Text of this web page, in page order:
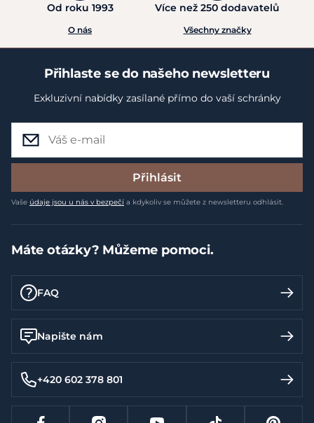
Od roku 1993
O nás
Více než 250 dodavatelů
Všechny značky
Přihlaste se do našeho newsletteru
Exkluzivní nabídky zasílané přímo do vaší schránky
Přihlásit
Vaše údaje jsou u nás v bezpečí a kdykoliv se můžete z newsletteru odhlásit.
Máte otázky? Můžeme pomoci.
FAQ
Napište nám
+420 602 378 801